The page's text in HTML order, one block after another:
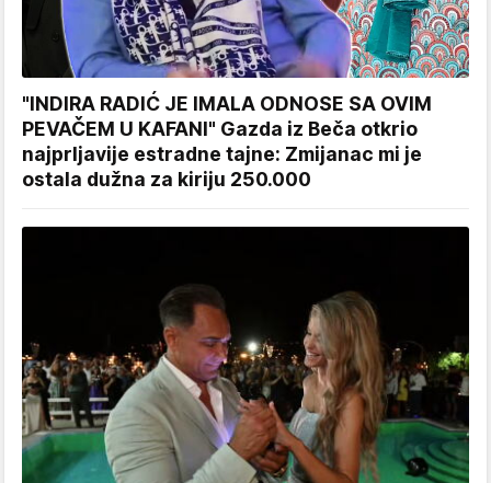
"INDIRA RADIĆ JE IMALA ODNOSE SA OVIM
PEVAČEM U KAFANI" Gazda iz Beča otkrio
najprljavije estradne tajne: Zmijanac mi je
ostala dužna za kiriju 250.000